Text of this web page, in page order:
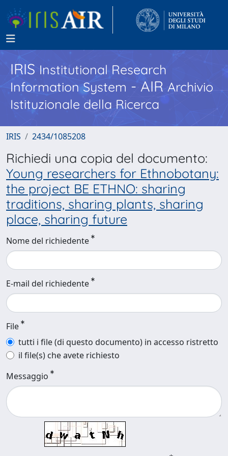
IRISInstitutional Research
Information System - AIR Archivio
Istituzionale della Ricerca
IRIS 2434/1085208
Richiedi una copia del documento:
Young researchers for Ethnobotany:
the project BE ETHNO: sharing
traditions, sharing plants, sharing
place, sharing future
Nome del richiedente
E-mail del richiedente
File
tutti i file (di questo documento) in accesso ristretto
il file(s) che avete richiesto
Messaggio